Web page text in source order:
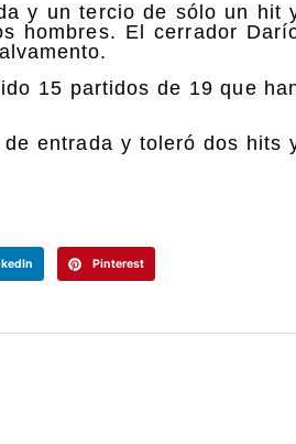
y un tercio de sólo un hit
hombres. El cerrador
15 partidos de 19 que
entrada y toleró dos hits
Pinterest